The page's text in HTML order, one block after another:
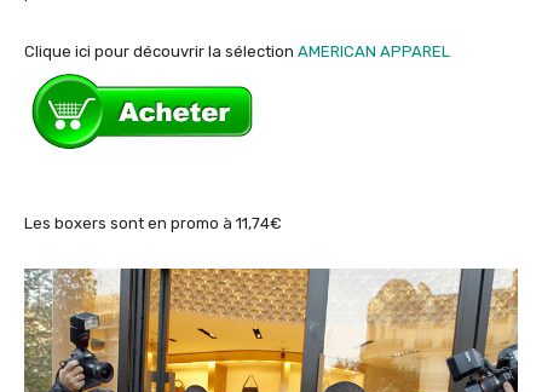
Clique ici pour découvrir la sélection AMERICAN APPAREL
Les boxers sont en promo à 11,74€